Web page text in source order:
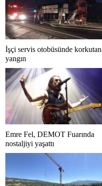
İşçi servis otobüsünde korkutan
yangın
Emre Fel, DEMOT Fuarında
nostaljiyi yaşattı